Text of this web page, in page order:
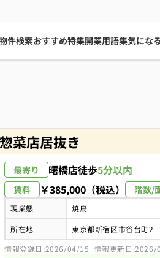
件検索おすすめ特集開業用語集気にな
菜店居抜き
最寄り 曙橋店徒歩5分以内
賃料 ￥385,000（税込） 階数/
現業態 焼鳥
所在地
東京都新宿区市谷台町2
情報登録日:2026/04/15 情報更新日:2026/